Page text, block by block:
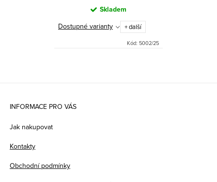
Skladem
Dostupné varianty
+ další
Kód: 5002/25
INFORMACE PRO VÁS
Jak nakupovat
Kontakty
Obchodní podmínky